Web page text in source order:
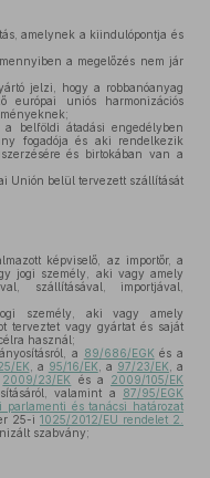
amelynek a kiindulópontja és
a megelőzés nem jár
jelzi, hogy a robbanóanyag
európai uniós harmonizációs
belföldi átadási engedélyben
fogadója és aki rendelkezik
és birtokában van a
Unión belül tervezett szállítását
képviselő, az importőr, a
jogi személy, aki vagy amely
szállításával, importjával,
személy, aki vagy amely
terveztet vagy gyártat és saját
használ;
a 89/686/EGK és a
EK , a 95/16/EK , a 97/23/EK , a
2009/23/EK és a 2009/105/EK
valamint a 87/95/EGK
parlamenti és tanácsi határozat
25-i 1025/2012/EU rendelet 2.
szabvány;